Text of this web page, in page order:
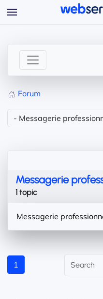
Forum
Messagerie
1 topic
Messagerie
1